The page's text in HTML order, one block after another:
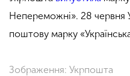
Непереможні». 28 червня
поштову марку
Зображення: Укрпошта